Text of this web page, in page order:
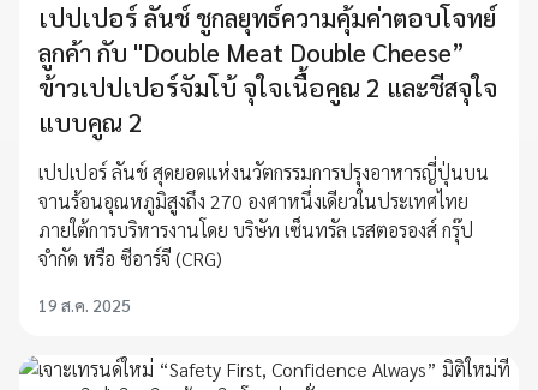
เปปเปอร์ ลันช์ ชูกลยุทธ์ความคุ้มค่าตอบโจทย์
ลูกค้า กับ "Double Meat Double Cheese”
ข้าวเปปเปอร์จัมโบ้ จุใจเนื้อคูณ 2 และชีสจุใจ
แบบคูณ 2
เปปเปอร์ ลันช์ สุดยอดแห่งนวัตกรรมการปรุงอาหารญี่ปุ่นบน
จานร้อนอุณหภูมิสูงถึง 270 องศาหนึ่งเดียวในประเทศไทย
ภายใต้การบริหารงานโดย บริษัท เซ็นทรัล เรสตอรองส์ กรุ๊ป
จำกัด หรือ ซีอาร์จี (CRG)
19 ส.ค. 2025